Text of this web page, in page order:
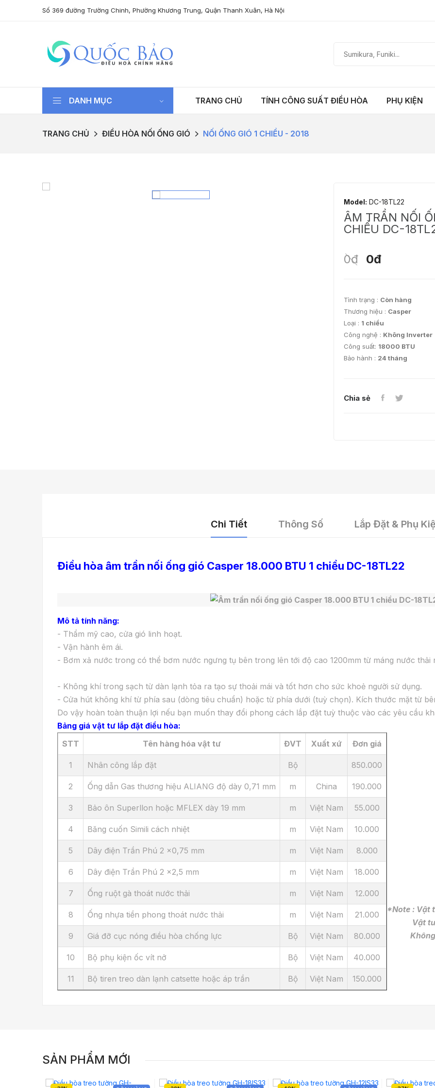
Số 369 đường Trường Chinh, Phường Khương Trung, Quận Thanh Xuân, Hà Nội
DANH MỤC TRANG CHỦ TÍNH CÔNG SUẤT ĐIỀU HÒA PHỤ KIỆN
TRANG CHỦ ĐIỀU HÒA NỐI ỐNG GIÓ NỐI ỐNG GIÓ 1 CHIỀU - 2018
Model: DC-18TL22
ÂM TRẦN NỐI
CHIỀU DC-
0đ 0đ
Tình trạng : Còn hàng
Thương hiệu : Casper
Loại : 1 chiều
Công nghệ : Không Inverter
Công suất: 18000 BTU
Bảo hành : 24 tháng
Chia sẻ
Chi Tiết Thông Số Lắp Đặt & Phụ
Điều hòa âm trần nối ống gió Casper 18.000 BTU 1 chiều DC-18TL22
Mô tả tính năng:
- Thẩm mỹ cao, cửa gió linh hoạt.
- Vận hành êm ái.
- Bơm xả nước trong có thể bơm nước ngưng tụ bên trong lên tới độ cao 1200mm từ máng nước
- Không khí trong sạch từ dàn lạnh tỏa ra tạo sự thoải mái và tốt hơn cho sức khoẻ người sử dụng.
- Cửa hút không khí từ phía sau (dòng tiêu chuẩn) hoặc từ phía dưới (tuỳ chọn). Kích thước mặt từ
Do vậy hoàn toàn thuận lợi nếu bạn muốn thay đổi phong cách lắp đặt tuỳ thuộc vào các yêu cầu
Bảng giá vật tư lắp đặt điều hòa:
STT
Tên hàng hóa vật tư ĐVT Xuất xứ Đơn giá
1 Nhân công lắp đặt Bộ 850.000
2 Ống dẫn Gas thương hiệu ALIANG độ dày 0,71 mm m China 190.000
3 Bảo ôn Superllon hoặc MFLEX dày 19 mm m Việt Nam 55.000
4 Băng cuốn Simili cách nhiệt m Việt Nam 10.000
5 Dây điện Trần Phú 2 x0,75 mm m Việt Nam 8.000
6 Dây điện Trần Phú 2 x2,5 mm m Việt Nam 18.000
7 Ống ruột gà thoát nước thải m Việt Nam 12.000
8 Ống nhựa tiền phong thoát nước thải m Việt Nam 21.000
9 Giá đỡ cục nóng điều hòa chống lực Bộ Việt Nam 80.000
10 Bộ phụ kiện ốc vít nở Bộ Việt Nam 40.000
11 Bộ tiren treo dàn lạnh catsette hoặc áp trần Bộ Việt Nam 150.000
*Note : Vật
Vật tư
Không
SẢN PHẨM MỚI